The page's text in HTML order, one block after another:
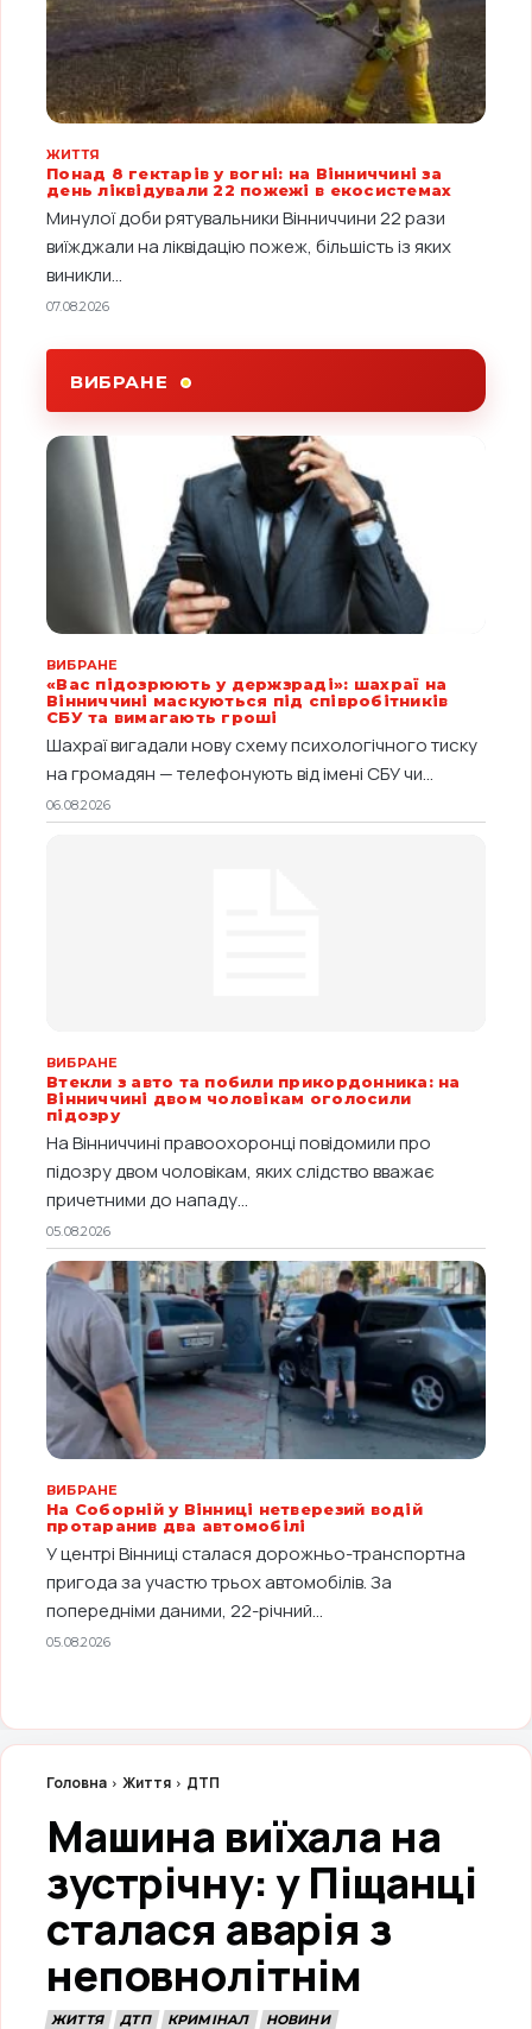
ЖИТТЯ
Понад 8 гектарів у вогні: на Вінниччині за
день ліквідували 22 пожежі в екосистемах
Минулої доби рятувальники Вінниччини 22 рази
виїжджали на ліквідацію пожеж, більшість із яких
виникли...
07.08.2026
ВИБРАНЕ
ВИБРАНЕ
«Вас підозрюють у держзраді»: шахраї на
Вінниччині маскуються під співробітників
СБУ та вимагають гроші
Шахраї вигадали нову схему психологічного тиску
на громадян — телефонують від імені СБУ чи...
06.08.2026
ВИБРАНЕ
Втекли з авто та побили прикордонника: на
Вінниччині двом чоловікам оголосили
підозру
На Вінниччині правоохоронці повідомили про
підозру двом чоловікам, яких слідство вважає
причетними до нападу...
05.08.2026
ВИБРАНЕ
На Соборній у Вінниці нетверезий водій
протаранив два автомобілі
У центрі Вінниці сталася дорожньо-транспортна
пригода за участю трьох автомобілів. За
попередніми даними, 22-річний...
05.08.2026